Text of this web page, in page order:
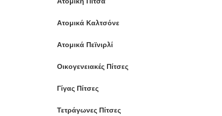
Ατομικά Καλτσόνε
Ατομικά Πεϊνιρλί
Οικογενειακές Πίτσες
Γίγας Πίτσες
Τετράγωνες Πίτσες